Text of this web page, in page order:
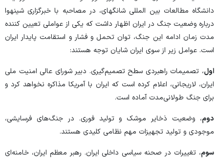
دانشگاه مطالعات بین المللی شانگهای، در مصاحبه با خبرگزاری شینهوا
درباره وضعیت جنگ در ایران اظهار داشت که یکی از عواملی تعیین کننده
مدت زمان ادامه این جنگ، توان تحمل و فشار و استقامت پایدار ایران
است. عوامل زیر از سوی ایران شایان توجه هستند:
اول، تصمیمات راهبردی سطح تصمیم‌گیری. دبیر شورای عالی امنیت ملی
ایران، لاریجانی، اعلام کرده است که ایران با آمریکا مذاکره نخواهد کرد و
برای جنگ طولانی‌مدت آماده است.
دوم، وضعیت ذخایر موشک و تولید فوری. در جنگ‌های فرسایشی،
موجودی و تولید تجهیزات مهم نظامی کلیدی هستند.
سوم، تغییرات در صحنه سیاسی داخلی ایران. رهبر معظم ایران، خامنه‌ای